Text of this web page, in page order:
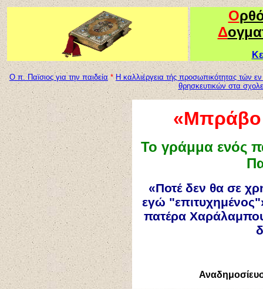
Ο
Δ
Ο π. Παϊσιος για την παιδεία * Η καλλιέργεια τής προσωπικότητας τών
θρησκευτικών στα
«Μπράβο
Το γράμμα ενός
«Ποτέ δεν θα σε
εγώ
πατέρα Χαράλαμπου